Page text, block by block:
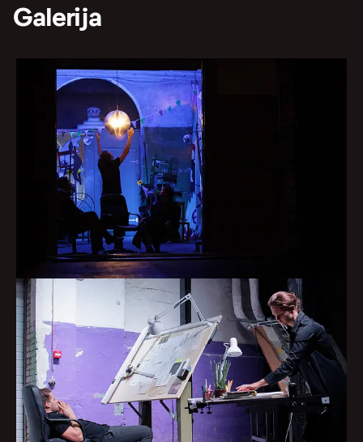
Galerija